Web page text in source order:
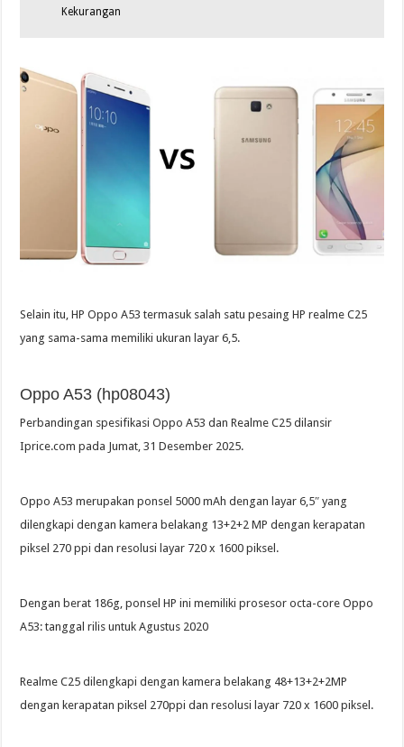
Kekurangan
Selain itu, HP Oppo A53 termasuk salah satu pesaing HP realme C25
yang sama-sama memiliki ukuran layar 6,5.
Oppo A53 (hp08043)
Perbandingan spesifikasi Oppo A53 dan Realme C25 dilansir
Iprice.com pada Jumat, 31 Desember 2025.
Oppo A53 merupakan ponsel 5000 mAh dengan layar 6,5″ yang
dilengkapi dengan kamera belakang 13+2+2 MP dengan kerapatan
piksel 270 ppi dan resolusi layar 720 x 1600 piksel.
Dengan berat 186g, ponsel HP ini memiliki prosesor octa-core Oppo
A53: tanggal rilis untuk Agustus 2020
Realme C25 dilengkapi dengan kamera belakang 48+13+2+2MP
dengan kerapatan piksel 270ppi dan resolusi layar 720 x 1600 piksel.